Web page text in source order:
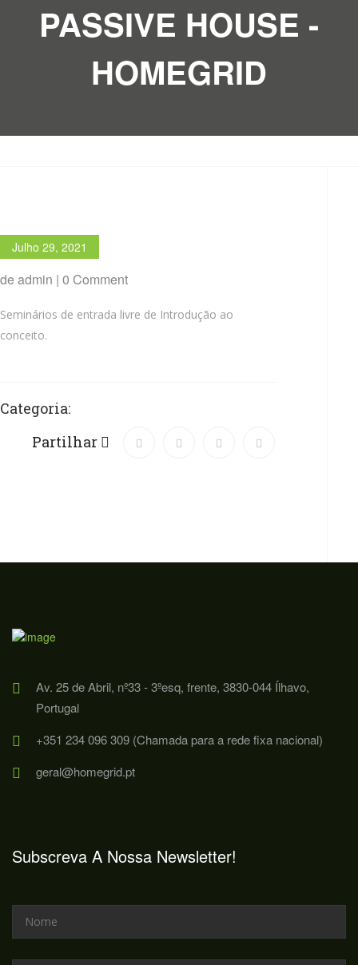
PASSIVE HOUSE -
HOMEGRID
Julho 29, 2021
de admin | 0 Comment
Seminários de entrada livre de Introdução ao
conceito.
Categoria:
Partilhar
Av. 25 de Abril, nº33 - 3ºesq, frente, 3830-044 Ílhavo,
Portugal
+351 234 096 309 (Chamada para a rede fixa nacional)
geral@homegrid.pt
Subscreva A Nossa Newsletter!